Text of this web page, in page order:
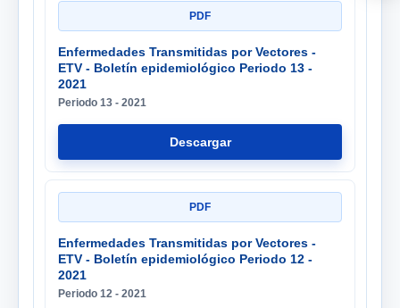
PDF
Enfermedades Transmitidas por Vectores -
ETV - Boletín epidemiológico Periodo 13 -
2021
Periodo 13 - 2021
Descargar
PDF
Enfermedades Transmitidas por Vectores -
ETV - Boletín epidemiológico Periodo 12 -
2021
Periodo 12 - 2021